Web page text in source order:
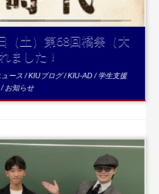
（土）第68回橘祭（大
ました！
ュース/KIUブログ/KIU-AD/学生支援
/お知らせ